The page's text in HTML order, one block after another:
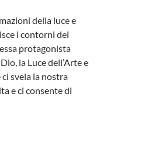
della luce e
i contorni dei
protagonista
la Luce dell’Arte e
svela la nostra
e ci consente di